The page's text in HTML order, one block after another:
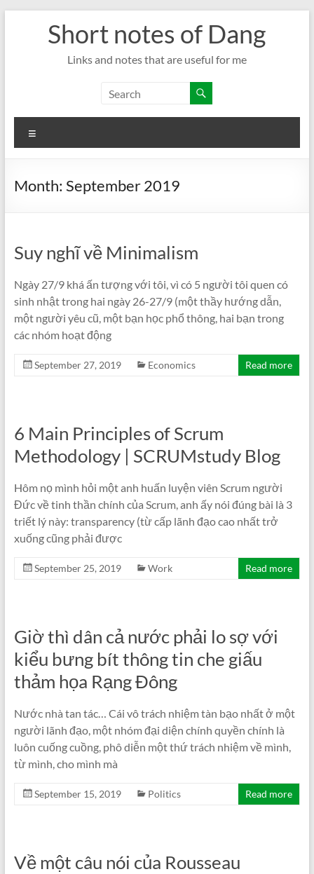
Short notes of Dang
Links and notes that are useful for me
Month: September 2019
Suy nghĩ về Minimalism
Ngày 27/9 khá ấn tượng với tôi, vì có 5 người tôi quen có
sinh nhật trong hai ngày 26-27/9 (một thầy hướng dẫn,
một người yêu cũ, một bạn học phổ thông, hai bạn trong
các nhóm hoạt động
September 27, 2019 Economics Read more
6 Main Principles of Scrum
Methodology | SCRUMstudy Blog
Hôm nọ mình hỏi một anh huấn luyện viên Scrum người
Đức về tinh thần chính của Scrum, anh ấy nói đúng bài là 3
triết lý này: transparency (từ cấp lãnh đạo cao nhất trở
xuống cũng phải được
September 25, 2019 Work Read more
Giờ thì dân cả nước phải lo sợ với
kiểu bưng bít thông tin che giấu
thảm họa Rạng Đông
Nước nhà tan tác… Cái vô trách nhiệm tàn bạo nhất ở một
người lãnh đạo, một nhóm đại diện chính quyền chính là
luôn cuống cuồng, phô diễn một thứ trách nhiệm về mình,
từ mình, cho mình mà
September 15, 2019 Politics Read more
Về một câu nói của Rousseau